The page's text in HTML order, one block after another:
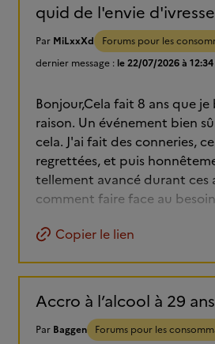
quid de l'envie
Par MiLxxXd Forums pour les
dernier message : le 22/07/2026 à 12:34
Bonjour,Cela fait 8 ans que
raison. Un événement bien
cela. J'ai fait des conneries,
regrettées, et puis
tellement avancé durant ces
comment faire face au
Copier le lien
Accro à l’alcool à 29 ans
Par Baggen Forums pour les